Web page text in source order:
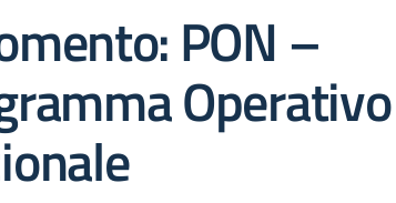
PON –
Operativo